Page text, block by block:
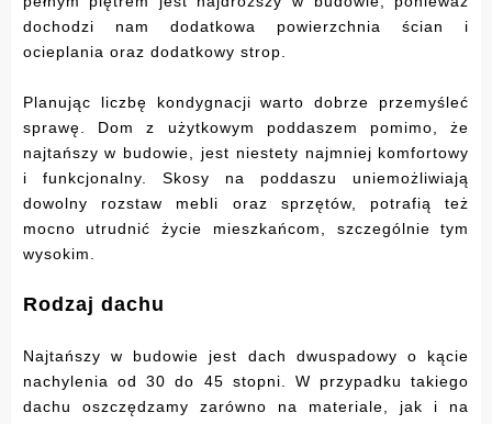
dochodzi nam dodatkowa powierzchnia ścian i
ocieplania oraz dodatkowy strop.
Planując liczbę kondygnacji warto dobrze przemyśleć
sprawę. Dom z użytkowym poddaszem pomimo, że
najtańszy w budowie, jest niestety najmniej komfortowy
i funkcjonalny. Skosy na poddaszu uniemożliwiają
dowolny rozstaw mebli oraz sprzętów, potrafią też
mocno utrudnić życie mieszkańcom, szczególnie tym
wysokim.
Rodzaj dachu
Najtańszy w budowie jest dach dwuspadowy o kącie
nachylenia od 30 do 45 stopni. W przypadku takiego
dachu oszczędzamy zarówno na materiale, jak i na